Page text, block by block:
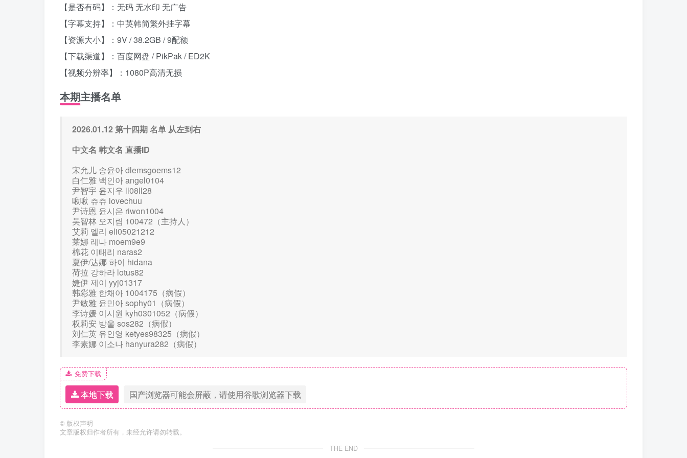
【是否有码】：无码 无水印 无广告
【字幕支持】：中英韩简繁外挂字幕
【资源大小】：9V / 38.2GB / 9配额
【下载渠道】：百度网盘 / PikPak / ED2K
【视频分辨率】：1080P高清无损
本期主播名单
2026.01.12 第十四期 名单 从左到右
中文名 韩文名 直播ID
宋允儿 송윤아 dlemsgoems12
白仁雅 백인아 angel0104
尹智宇 윤지우 ll08ll28
啾啾 츄츄 lovechuu
尹诗恩 윤시은 riwon1004
吴智林 오지림 100472（主持人）
艾莉 엘리 eli05021212
莱娜 레나 moem9e9
棉花 이태리 naras2
夏伊/达娜 하이 hidana
荷拉 강하라 lotus82
婕伊 제이 yyj01317
韩彩雅 한채아 1004175（病假）
尹敏雅 윤민아 sophy01（病假）
李诗媛 이시원 kyh0301052（病假）
权莉安 방울 sos282（病假）
刘仁英 유인영 ketyes98325（病假）
李素娜 이소나 hanyura282（病假）
免费下载
本地下载 国产浏览器可能会屏蔽，请使用谷歌浏览器下载
© 版权声明
文章版权归作者所有，未经允许请勿转载。
THE END